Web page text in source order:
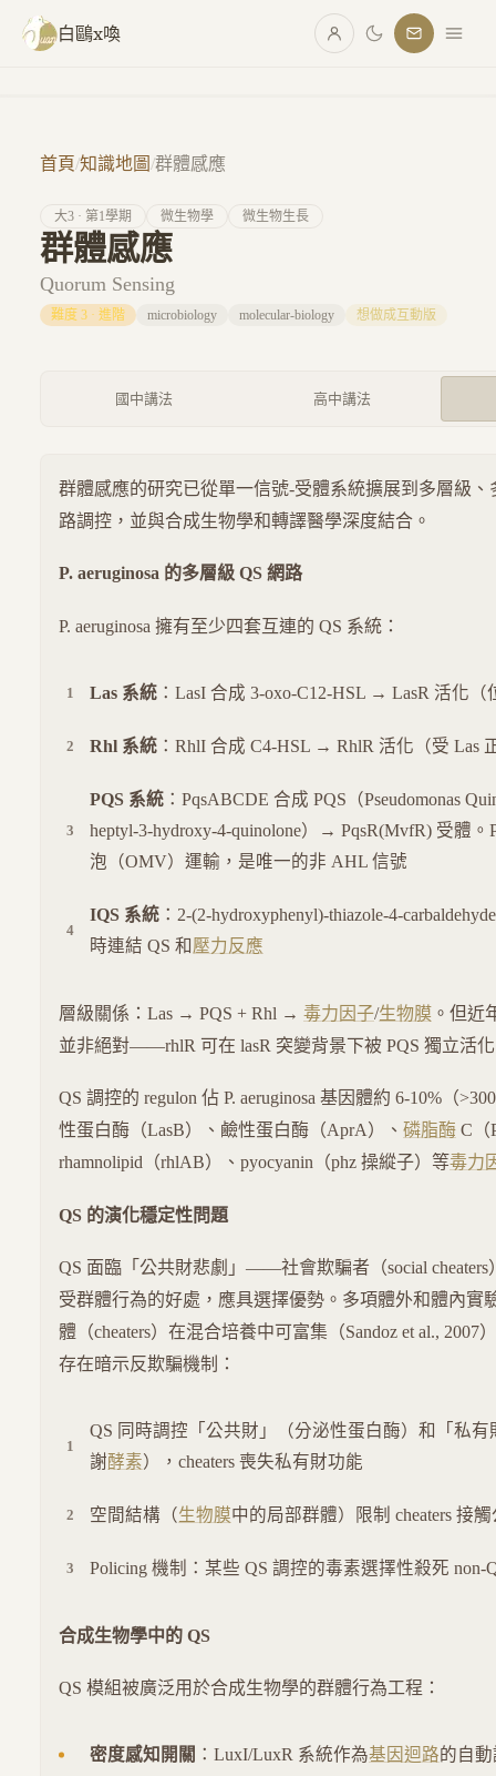
跳至主要內容
白鷗x喚
首頁/知識地圖/群體感應
大3 · 第1學期 微生物學 微生物生長
群體感應
Quorum Sensing
難度 3 · 進階 microbiology molecular-biology 想做成互動版
國中講法 高中講法
群體感應的研究已從單一信號-受體系統擴展到多層級、
路調控，並與合成生物學和轉譯醫學深度結合。
P. aeruginosa 的多層級 QS 網路
P. aeruginosa 擁有至少四套互連的 QS 系統：
Las 系統 ：LasI 合成 3-oxo-C12-HSL → LasR 活化
Rhl 系統 ：RhlI 合成 C4-HSL → RhlR 活化（受 Las
PQS 系統 ：PqsABCDE 合成 PQS（Pseudomonas
heptyl-3-hydroxy-4-quinolone）→ PqsR(MvfR) 受體。
泡（OMV）運輸，是唯一的非 AHL 信號
IQS 系統 ：2-(2-hydroxyphenyl)-thiazole-4-
時連結 QS 和 壓力反應
層級關係：Las → PQS + Rhl → 毒力因子/生物膜 。但近
並非絕對——rhlR 可在 lasR 突變背景下被 PQS 獨立活
QS 調控的 regulon 佔 P. aeruginosa 基因體約 6-10%（
性蛋白酶（LasB）、鹼性蛋白酶（AprA）、 磷脂酶 C（
rhamnolipid（rhlAB）、pyocyanin（phz 操縱子）等毒力
QS 的演化穩定性問題
QS 面臨「公共財悲劇」——社會欺騙者（social
受群體行為的好處，應具選擇優勢。多項體外和體內實
體（cheaters）在混合培養中可富集（Sandoz et al., 2007
存在暗示反欺騙機制：
QS 同時調控「公共財」（分泌性蛋白酶）和「私有
謝酵素），cheaters 喪失私有財功能
空間結構（生物膜中的局部群體）限制 cheaters 接
Policing 機制：某些 QS 調控的毒素選擇性殺死 non-
合成生物學中的 QS
QS 模組被廣泛用於合成生物學的群體行為工程：
密度感知開關 ：LuxI/LuxR 系統作為基因迴路的自